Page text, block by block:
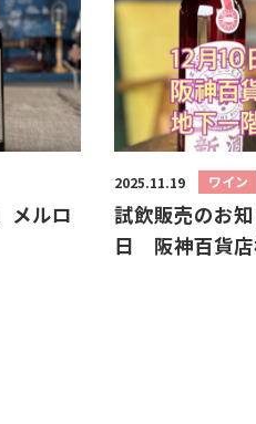
メルロ
2025.11.19 ワイン
試飲販売のお
日 阪神百貨店